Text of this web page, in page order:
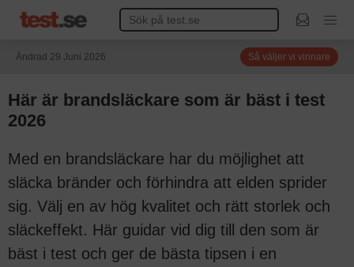
Ändrad 29 Juni 2026 Så väljer vi vinnare
Här är brandsläckare som är bäst i test
2026
Med en brandsläckare har du möjlighet att
släcka bränder och förhindra att elden sprider
sig. Välj en av hög kvalitet och rätt storlek och
släckeffekt. Här guidar vid dig till den som är
bäst i test och ger de bästa tipsen i en